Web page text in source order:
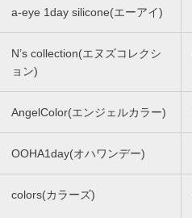
a-eye 1day silicone(エーアイ)
N’s collection(エヌズコレクシ
ョン)
AngelColor(エンジェルカラー)
OOHA1day(オハワンデー)
colors(カラーズ)